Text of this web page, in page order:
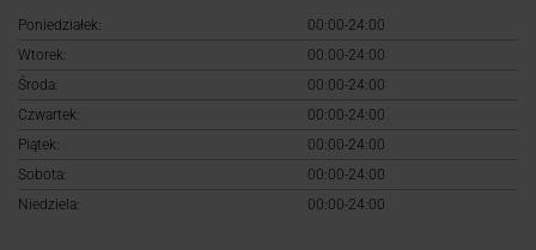
Poniedziałek:
00:00-24:00
Wtorek:
00:00-24:00
Środa:
00:00-24:00
Czwartek:
00:00-24:00
Piątek:
00:00-24:00
Sobota:
00:00-24:00
Niedziela:
00:00-24:00